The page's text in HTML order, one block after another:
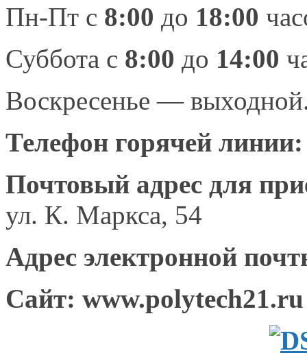
Пн-Пт с 8:00 до 18:00
Суббота с 8:00 до 14:00
Воскресенье —
Телефон горячей
Почтовый адрес для
ул. К. Маркса, 54
Адрес электронной
Сайт: www.polytech21.ru